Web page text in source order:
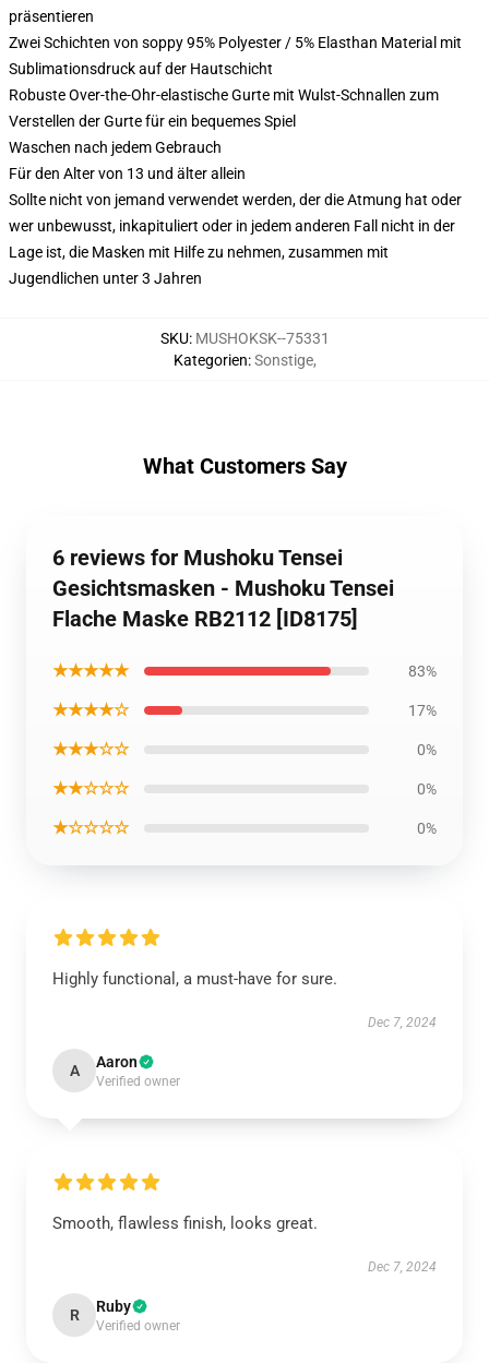
präsentieren
Zwei Schichten von soppy 95% Polyester / 5% Elasthan Material mit
Sublimationsdruck auf der Hautschicht
Robuste Over-the-Ohr-elastische Gurte mit Wulst-Schnallen zum
Verstellen der Gurte für ein bequemes Spiel
Waschen nach jedem Gebrauch
Für den Alter von 13 und älter allein
Sollte nicht von jemand verwendet werden, der die Atmung hat oder
wer unbewusst, inkapituliert oder in jedem anderen Fall nicht in der
Lage ist, die Masken mit Hilfe zu nehmen, zusammen mit
Jugendlichen unter 3 Jahren
SKU: MUSHOKSK--75331
Kategorien:Sonstige,
What Customers Say
6 reviews for Mushoku Tensei
Gesichtsmasken - Mushoku Tensei
Flache Maske RB2112 [ID8175]
★★★★★ 83%
★★★★☆ 17%
★★★☆☆ 0%
★★☆☆☆ 0%
★☆☆☆☆ 0%
Highly functional, a must-have for sure.
Dec 7, 2024
A Aaron
Verified owner
Smooth, flawless finish, looks great.
Dec 7, 2024
R Ruby
Verified owner